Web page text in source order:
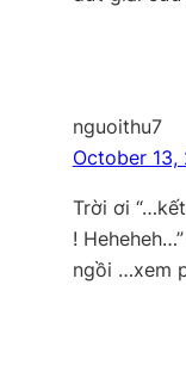
nguoithu7
October 13,
Trời ơi
!
ngồi …xem